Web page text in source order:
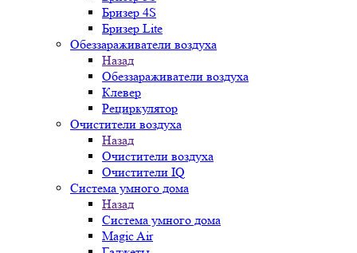
Бризер 4S
Бризер Lite
Обеззараживатели воздуха
Назад
Обеззараживатели воздуха
Клевер
Рециркулятор
Очистители воздуха
Назад
Очистители воздуха
Очистители IQ
Система умного дома
Назад
Система умного дома
Magic Air